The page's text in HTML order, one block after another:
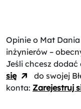
Opinie o Mat Dania
inżynierów –
Jeśli chcesz
się
do swojej
konta: Zarejestruj